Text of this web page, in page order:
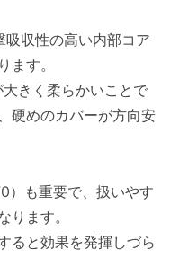
収性の高い内部コア
ます。
きく柔らかいことで
硬めのカバーが方向安
）も重要で、扱いやす
ります。
ると効果を発揮しづら